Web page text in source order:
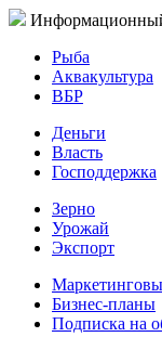
Рыба
Аквакультура
ВБР
Деньги
Власть
Господдержка
Зерно
Урожай
Экспорт
Бизнес-планы
Подписка на